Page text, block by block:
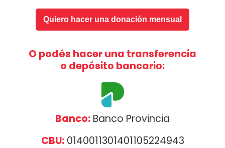
Quiero hacer una donación mensual
O podés hacer una transferencia
o depósito bancario:
Banco: Banco Provincia
CBU:0140011301401105224943